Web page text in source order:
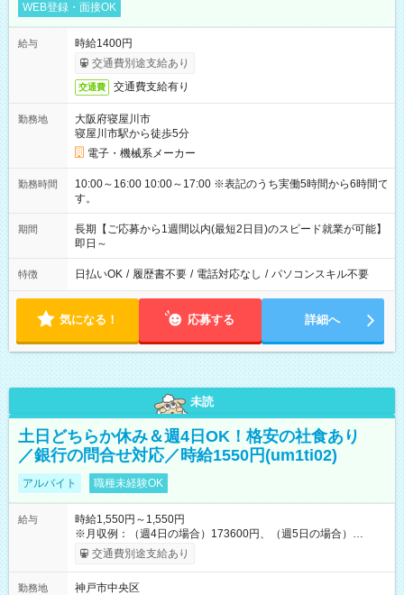
WEB登録・面接OK
給与
時給1400円
交通費別途支給あり
交通費 交通費支給有り
勤務地
大阪府寝屋川市
寝屋川市駅から徒歩5分
電子・機械系メーカー
勤務時間
10:00～16:00 10:00～17:00 ※表記のうち実働5時間から6時間で
す。
期間
長期【ご応募から1週間以内(最短2日目)のスピード就業が可能】
即日～
特徴 日払いOK / 履歴書不要 / 電話対応なし / パソコンスキル不要
気になる！ 応募する 詳細へ
未読
土日どちらか休み＆週4日OK！格安の社食あり
／銀行の問合せ対応／時給1550円(um1ti02)
アルバイト 職種未経験OK
給与
時給1,550円～1,550円
※月収例：（週4日の場合）173600円、（週5日の場合）
217000円 【試用期間】試用期間なし
交通費別途支給あり
勤務地
神戸市中央区